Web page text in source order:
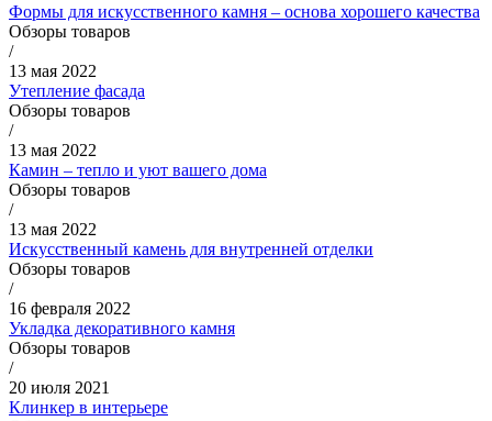
Формы для искусственного камня – основа хорошего качества
Обзоры товаров
/
13 мая 2022
Утепление фасада
Обзоры товаров
/
13 мая 2022
Камин – тепло и уют вашего дома
Обзоры товаров
/
13 мая 2022
Искусственный камень для внутренней отделки
Обзоры товаров
/
16 февраля 2022
Укладка декоративного камня
Обзоры товаров
/
20 июля 2021
Клинкер в интерьере